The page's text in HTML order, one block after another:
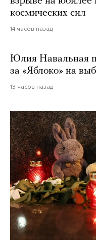
космических сил
14 часов назад
Юлия Навальная
за «Яблоко» на
13 часов назад